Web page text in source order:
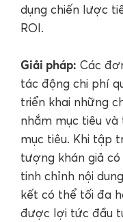
dụng chiến lược
ROI.
Giải pháp: Các
tác động chi phí
triển khai những
nhắm mục tiêu
mục tiêu. Khi tập
tượng khán giả
tinh chỉnh nội
kết có thể tối đa
được lợi tức đầu